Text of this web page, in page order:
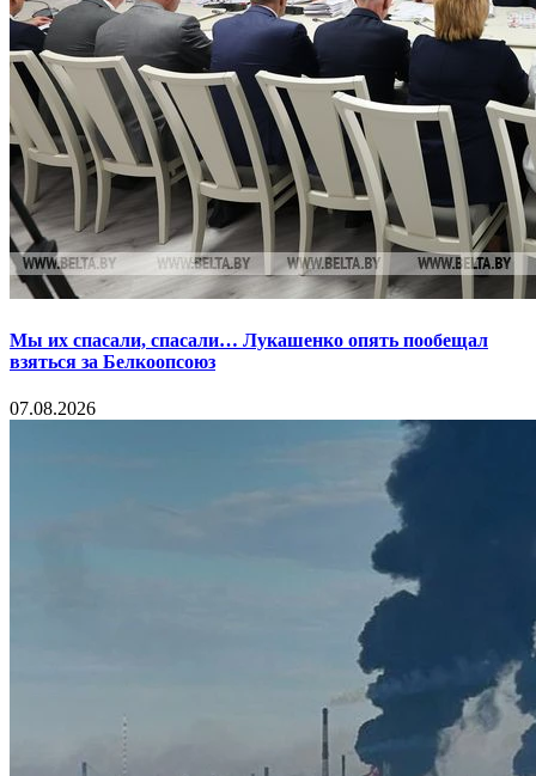
Мы их спасали, спасали… Лукашенко опять пообещал
взяться за Белкоопсоюз
07.08.2026